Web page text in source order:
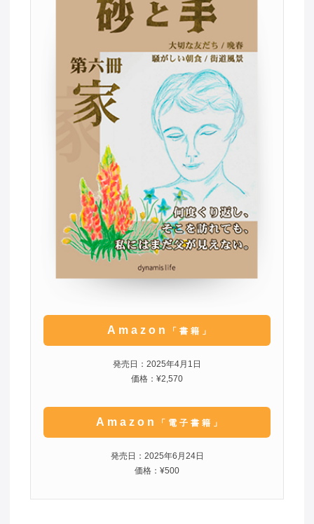
Amazon 「書籍」
発売日：2025年4月1日
価格：¥2,570
Amazon 「電子書籍」
発売日：2025年6月24日
価格：¥500